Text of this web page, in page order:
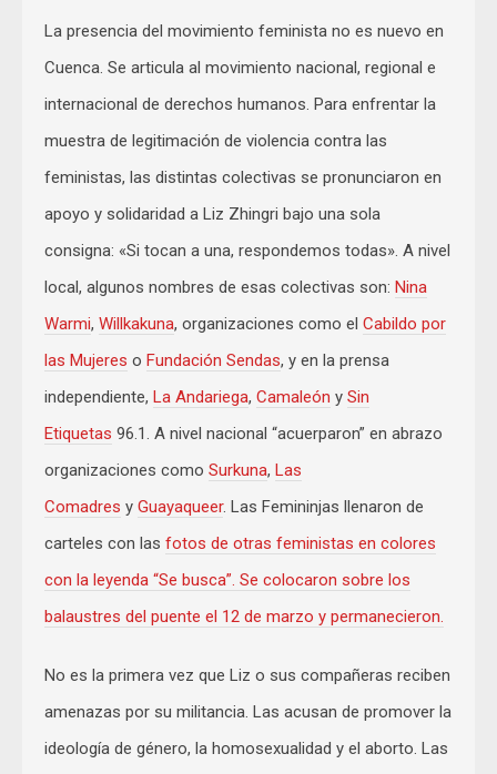
La presencia del movimiento feminista no es nuevo en
Cuenca. Se articula al movimiento nacional, regional e
internacional de derechos humanos. Para enfrentar la
muestra de legitimación de violencia contra las
feministas, las distintas colectivas se pronunciaron en
apoyo y solidaridad a Liz Zhingri bajo una sola
consigna: «Si tocan a una, respondemos todas». A nivel
local, algunos nombres de esas colectivas son: Nina
Warmi, Willkakuna, organizaciones como el Cabildo por
las Mujeres o Fundación Sendas, y en la prensa
independiente, La Andariega, Camaleón y Sin
Etiquetas 96.1. A nivel nacional “acuerparon” en abrazo
organizaciones como Surkuna, Las
Comadres y Guayaqueer. Las Femininjas llenaron de
carteles con las fotos de otras feministas en colores
con la leyenda “Se busca”. Se colocaron sobre los
balaustres del puente el 12 de marzo y permanecieron.
No es la primera vez que Liz o sus compañeras reciben
amenazas por su militancia. Las acusan de promover la
ideología de género, la homosexualidad y el aborto. Las